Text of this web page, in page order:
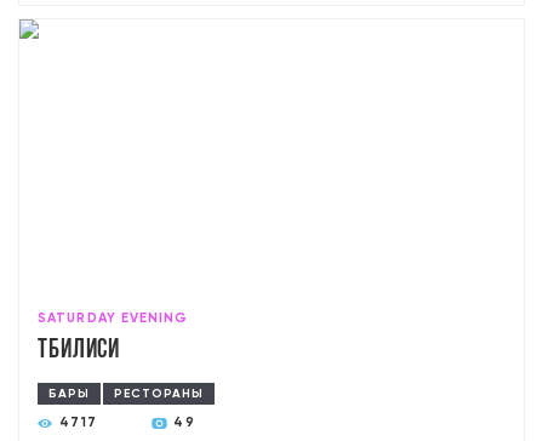
SATURDAY EVENING
Тбилиси
БАРЫ РЕСТОРАНЫ
4717 49